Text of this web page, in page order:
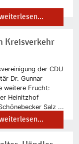
Kreisverkehr
der CDU
Dr. Gunnar
weitere Frucht:
Heinitzhof
Salz ...